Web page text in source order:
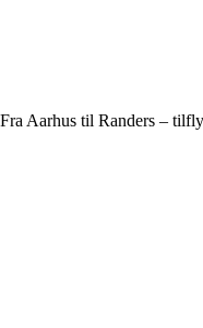
Fra Aarhus til Randers –